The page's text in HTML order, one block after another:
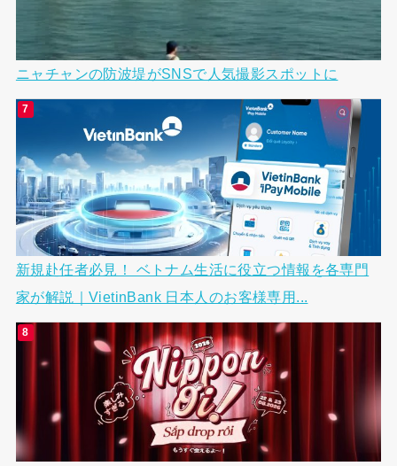
ニャチャンの防波堤がSNSで人気撮影スポットに
新規赴任者必見！ ベトナム生活に役立つ情報を各専門
家が解説｜VietinBank 日本人のお客様専用...